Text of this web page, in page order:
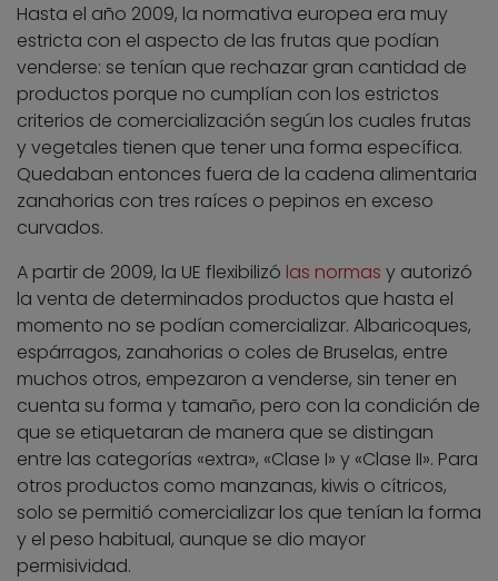
Hasta el año 2009, la normativa europea era muy
estricta con el aspecto de las frutas que podían
venderse: se tenían que rechazar gran cantidad de
productos porque no cumplían con los estrictos
criterios de comercialización según los cuales frutas
y vegetales tienen que tener una forma específica.
Quedaban entonces fuera de la cadena alimentaria
zanahorias con tres raíces o pepinos en exceso
curvados.
A partir de 2009, la UE flexibilizó las normas y autorizó
la venta de determinados productos que hasta el
momento no se podían comercializar. Albaricoques,
espárragos, zanahorias o coles de Bruselas, entre
muchos otros, empezaron a venderse, sin tener en
cuenta su forma y tamaño, pero con la condición de
que se etiquetaran de manera que se distingan
entre las categorías «extra», «Clase I» y «Clase II». Para
otros productos como manzanas, kiwis o cítricos,
solo se permitió comercializar los que tenían la forma
y el peso habitual, aunque se dio mayor
permisividad.